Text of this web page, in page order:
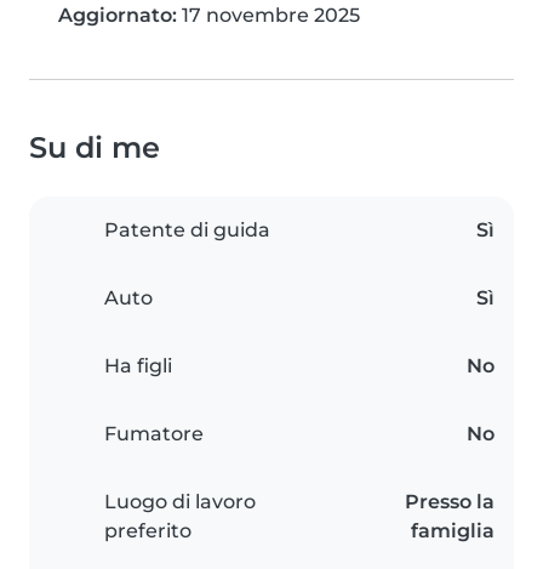
Aggiornato: 17 novembre 2025
Su di me
Patente di guida Sì
Auto Sì
Ha figli No
Fumatore No
Luogo di lavoro
preferito
Presso la
famiglia